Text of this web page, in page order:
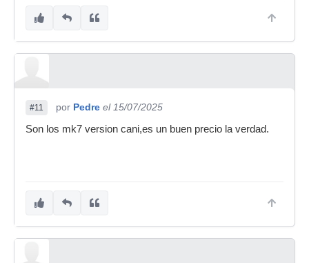
#11 por Pedre el 15/07/2025
Son los mk7 version cani,es un buen precio la verdad.